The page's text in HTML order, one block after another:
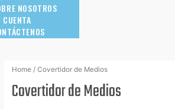
NOSOTROS
Home/ Covertidor de Medios
Covertidor de Medios